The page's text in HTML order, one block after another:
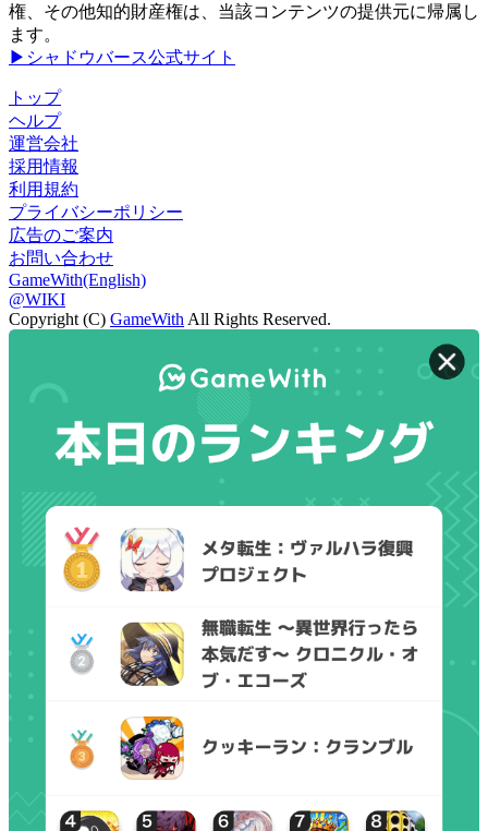
権、その他知的財産権は、当該コンテンツの提供元に帰属し
ます。
▶シャドウバース公式サイト
トップ
ヘルプ
運営会社
採用情報
利用規約
プライバシーポリシー
広告のご案内
お問い合わせ
GameWith(English)
@WIKI
Copyright (C) GameWith All Rights Reserved.